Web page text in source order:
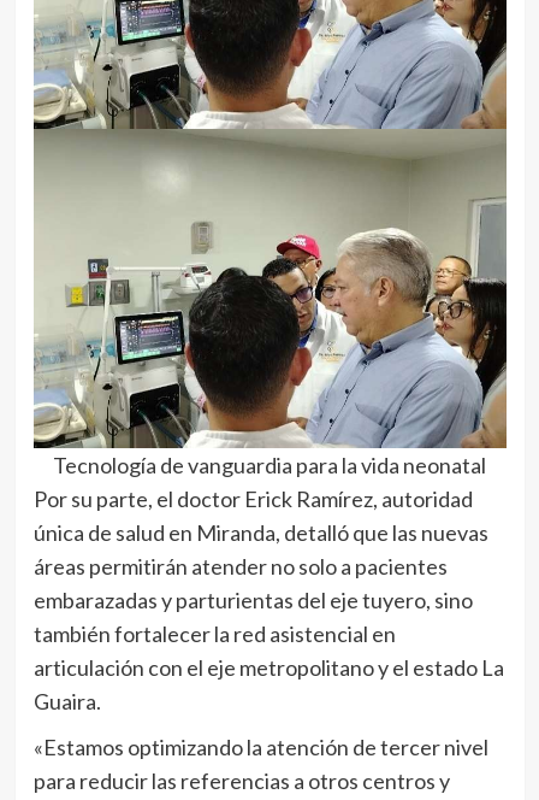
Tecnología de vanguardia para la vida neonatal
Por su parte, el doctor Erick Ramírez, autoridad
única de salud en Miranda, detalló que las nuevas
áreas permitirán atender no solo a pacientes
embarazadas y parturientas del eje tuyero, sino
también fortalecer la red asistencial en
articulación con el eje metropolitano y el estado La
Guaira.
«Estamos optimizando la atención de tercer nivel
para reducir las referencias a otros centros y